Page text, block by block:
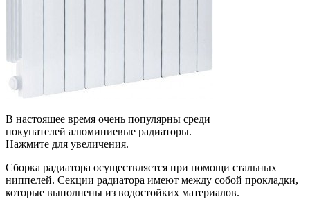
В настоящее время очень популярны среди
покупателей алюминиевые радиаторы.
Нажмите для увеличения.
Сборка радиатора осуществляется при помощи стальных
ниппелей. Секции радиатора имеют между собой прокладки,
которые выполнены из водостойких материалов.